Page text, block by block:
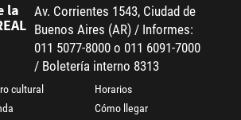
la
Av. Corrientes 1543, Ciudad de
Buenos Aires (AR) / Informes:
011 5077-8000 o 011 6091-7000
/ Boletería interno 8313
cultural
Horarios
Cómo llegar